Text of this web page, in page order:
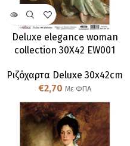
Deluxe elegance woman
collection 30X42 EW001
Ριζόχαρτα Deluxe 30x42cm
€2,70 Με ΦΠΑ